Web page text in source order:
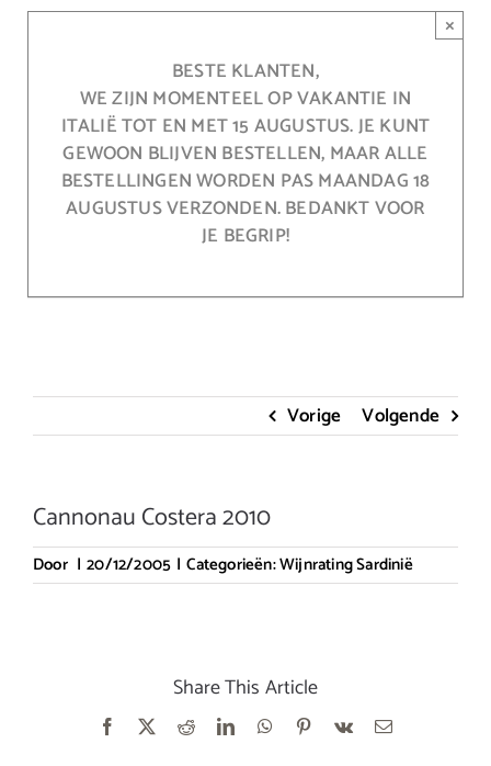
BESTE KLANTEN,
WE ZIJN MOMENTEEL OP VAKANTIE IN
ITALIË TOT EN MET 15 AUGUSTUS. JE KUNT
GEWOON BLIJVEN BESTELLEN, MAAR ALLE
BESTELLINGEN WORDEN PAS MAANDAG 18
AUGUSTUS VERZONDEN. BEDANKT VOOR
JE BEGRIP!
×
Vorige Volgende
Cannonau Costera 2010
Door | 20/12/2005 | Categorieën:Wijnrating Sardinië
Share This Article
Facebook RedditLinkedInWhatsApp
Pinterest
Vk
E-